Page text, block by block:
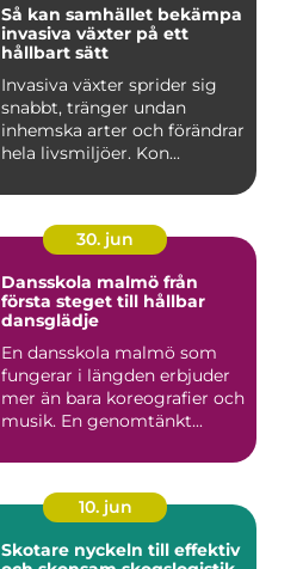
Så kan samhället bekämpa
invasiva växter på ett
hållbart sätt
Invasiva växter sprider sig
snabbt, tränger undan
inhemska arter och förändrar
hela livsmiljöer. Kon...
30. jun
Dansskola malmö från
första steget till hållbar
dansglädje
En dansskola malmö som
fungerar i längden erbjuder
mer än bara koreografier och
musik. En genomtänkt...
10. jun
Skotare nyckeln till effektiv